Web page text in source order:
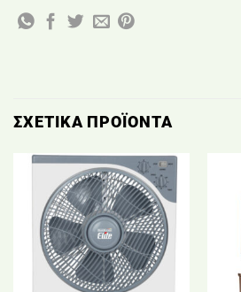
ΣΧΕΤΙΚΆ ΠΡΟΪΌΝΤΑ